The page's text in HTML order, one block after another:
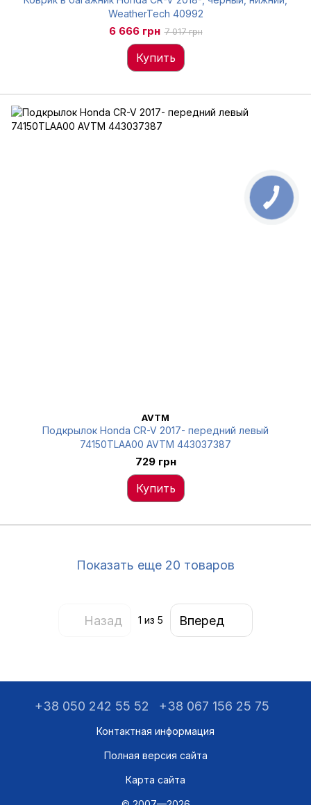
WeatherTech 40992
6 666 грн 7 017 грн
Купить
AVTM
Подкрылок Honda CR-V 2017- передний левый
74150TLAA00 AVTM 443037387
729 грн
Купить
Показать еще 20 товаров
Назад 1 из 5 Вперед
+38 050 242 55 52 +38 067 156 25 75
Контактная информация
Полная версия сайта
Карта сайта